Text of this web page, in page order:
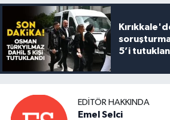
5’i
EDITÖR HAKKINDA
Emel Selci